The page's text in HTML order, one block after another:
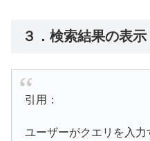
３．検索結果の表示
引用：
ユーザーがクエリを入